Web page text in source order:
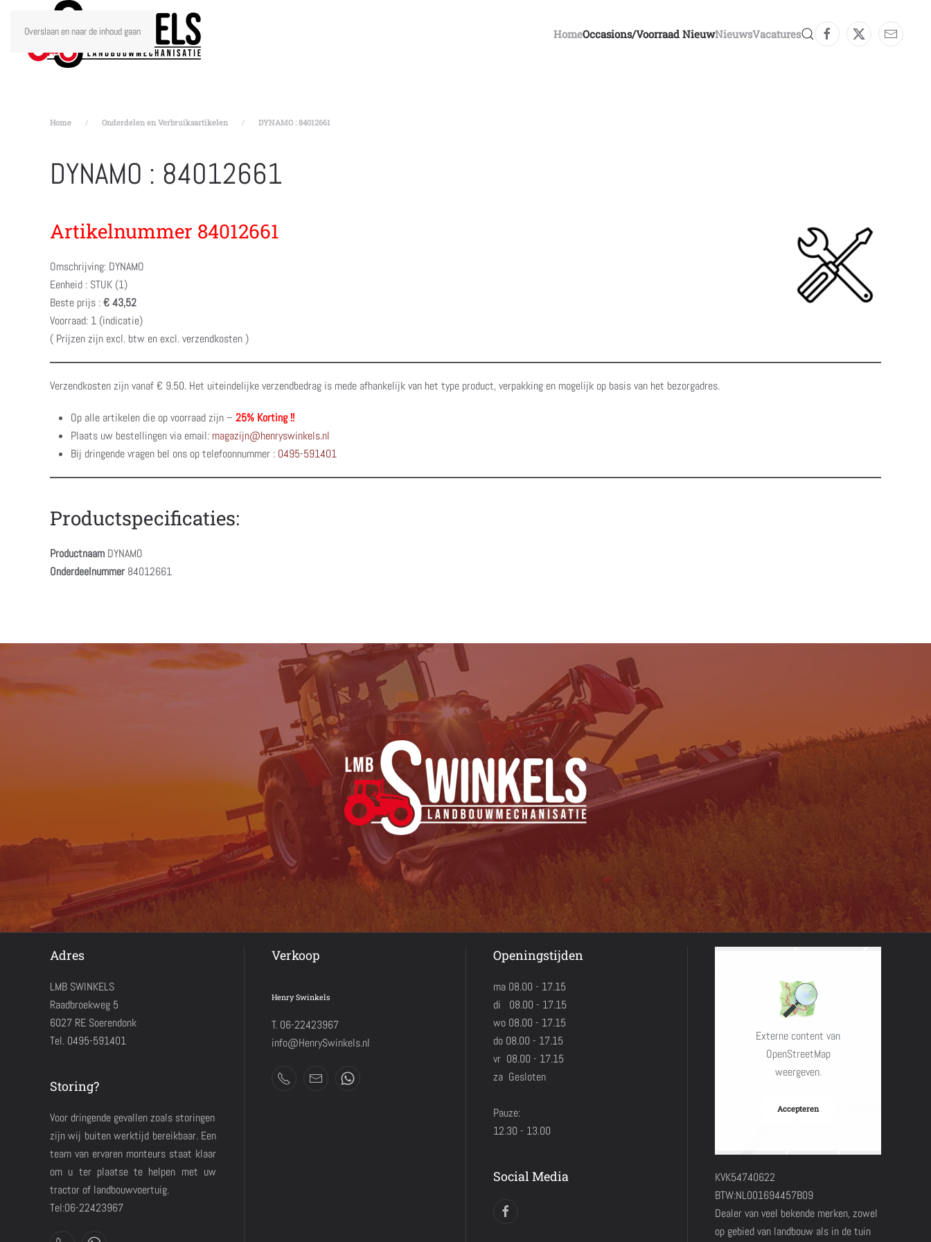
Overslaan en naar de inhoud gaan HomeOccasions/voorraad NieuwNieuwsVacatures
Home Onderdelen en Verbruiksartikelen DYNAMO : 84012661
DYNAMO : 84012661
Artikelnummer 84012661
Omschrijving: DYNAMO
Eenheid : STUK (1)
Beste prijs :€ 43,52
Voorraad: 1 (indicatie)
( Prijzen zijn excl. btw en excl. verzendkosten )
Verzendkosten zijn vanaf € 9.50. Het uiteindelijke verzendbedrag is mede afhankelijk van het type product, verpakking en mogelijk op basis van het bezorgadres.
Op alle artikelen die op voorraad zijn – 25% Korting !!
Plaats uw bestellingen via email: magazijn@henryswinkels.nl
Bij dringende vragen bel ons op telefoonnummer : 0495-591401
Productspecificaties:
Productnaam DYNAMO
Onderdeelnummer 84012661
Adres
LMB SWINKELS
Raadbroekweg 5
6027 RE Soerendonk
Tel. 0495-591401
Storing?
Voor dringende gevallen zoals storingen
zijn wij buiten werktijd bereikbaar. Een
team van ervaren monteurs staat klaar
om u ter plaatse te helpen met uw
tractor of landbouwvoertuig.
Tel:06-22423967
Verkoop
Henry Swinkels
T. 06-22423967
info@HenrySwinkels.nl
Openingstijden
ma 08.00 - 17.15
di 08.00 - 17.15
wo 08.00 - 17.15
do 08.00 - 17.15
vr 08.00 - 17.15
za Gesloten
Pauze:
12.30 - 13.00
Social Media
Externe content van
OpenStreetMap
weergeven.
Accepteren
KVK54740622
BTW:NL001694457B09
Dealer van veel bekende merken, zowel
op gebied van landbouw als in de tuin